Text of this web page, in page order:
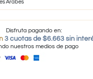
Árabes
Disfruta pagando en:
3 cuotas de $6.663 sin
nuestros medios de pago